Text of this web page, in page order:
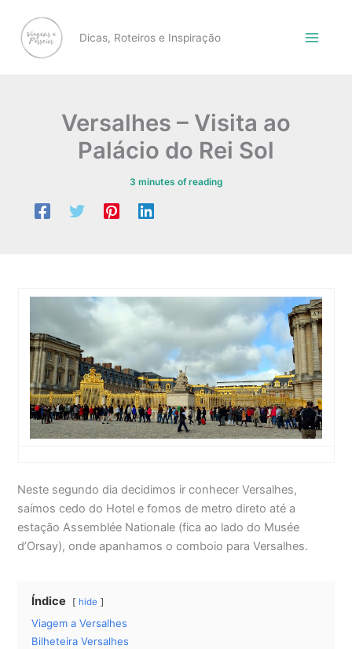
content
Dicas, Roteiros e Inspiração
Versalhes – Visita ao
Palácio do Rei Sol
3 minutes of reading
Neste segundo dia decidimos ir conhecer Versalhes,
saímos cedo do Hotel e fomos de metro direto até a
estação Assemblée Nationale (fica ao lado do Musée
d’Orsay), onde apanhamos o comboio para Versalhes.
Índice hide
Viagem a Versalhes
Bilheteira Versalhes